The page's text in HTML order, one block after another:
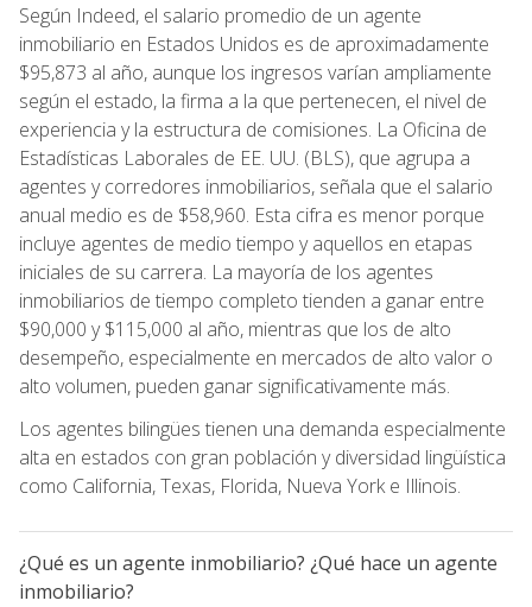
Según Indeed, el salario promedio de un agente
inmobiliario en Estados Unidos es de aproximadamente
$95,873 al año, aunque los ingresos varían ampliamente
según el estado, la firma a la que pertenecen, el nivel de
experiencia y la estructura de comisiones. La Oficina de
Estadísticas Laborales de EE. UU. (BLS), que agrupa a
agentes y corredores inmobiliarios, señala que el salario
anual medio es de $58,960. Esta cifra es menor porque
incluye agentes de medio tiempo y aquellos en etapas
iniciales de su carrera. La mayoría de los agentes
inmobiliarios de tiempo completo tienden a ganar entre
$90,000 y $115,000 al año, mientras que los de alto
desempeño, especialmente en mercados de alto valor o
alto volumen, pueden ganar significativamente más.
Los agentes bilingües tienen una demanda especialmente
alta en estados con gran población y diversidad lingüística
como California, Texas, Florida, Nueva York e Illinois.
¿Qué es un agente inmobiliario? ¿Qué hace un agente
inmobiliario?